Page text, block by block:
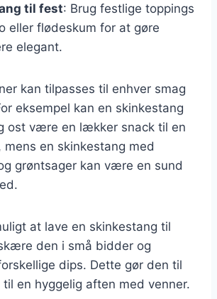
til fest: Brug festlige toppings
eller flødeskum for at gøre
elegant.
kan tilpasses til enhver smag
eksempel kan en skinkestang
ost være en lækker snack til en
en skinkestang med
grøntsager kan være en sund
at lave en skinkestang til
den i små bidder og
dips. Dette gør den til
en hyggelig aften med venner.